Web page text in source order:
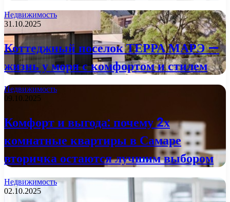
Недвижимость
31.10.2025
Коттеджный поселок ТЕРРА МАРЭ —
жизнь у моря с комфортом и стилем
Недвижимость
09.10.2025
Комфорт и выгода: почему 2х
комнатные квартиры в Самаре
вторичка остаются лучшим выбором
Недвижимость
02.10.2025